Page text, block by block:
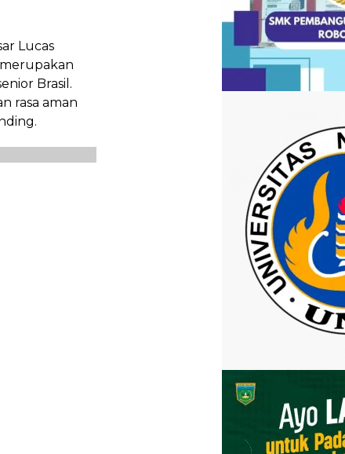
Lucas
Brasil.
rasa aman